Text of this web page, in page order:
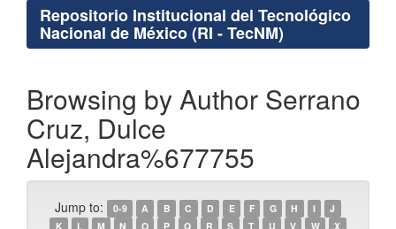
Repositorio Institucional del Tecnológico
Nacional de México (RI - TecNM)
Browsing by Author Serrano
Cruz, Dulce
Alejandra%677755
Jump to: 0-9 A B C D E F G H I
J
K
L M N O P Q R S T U V W
X